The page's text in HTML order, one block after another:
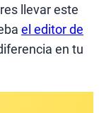
llevar este
el editor de
en tu